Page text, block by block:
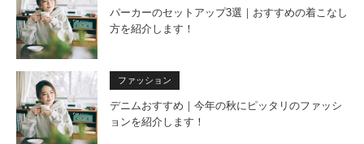
パーカーのセットアップ3選｜おすすめの着こなし
方を紹介します！
ファッション
デニムおすすめ｜今年の秋にピッタリのファッシ
ョンを紹介します！